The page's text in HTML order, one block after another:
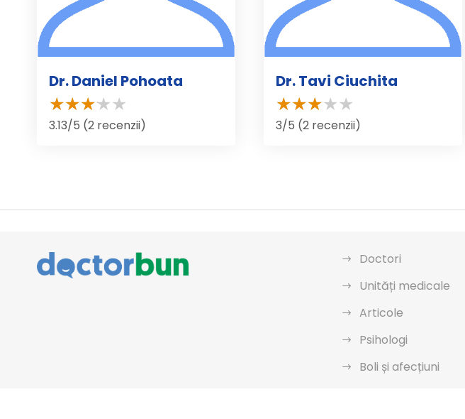
Dr. Daniel Pohoata
3.13/5 (2 recenzii)
Dr. Tavi Ciuchita
3/5 (2 recenzii)
Doctori
Unități medicale
Articole
Psihologi
Boli și afecțiuni